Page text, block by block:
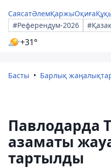
СаясатӘлемҚаржыОқиға
#Референдум-2026
+31°
Басты Барлық
Павлодарда
азаматы
тартылды